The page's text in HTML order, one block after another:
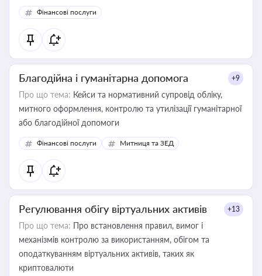
Фінансові послуги
Благодійна і гуманітарна допомога +9
Про що тема: Кейси та нормативний супровід обліку,
митного оформлення, контролю та утилізації гуманітарної
або благодійної допомоги
Фінансові послуги Митниця та ЗЕД
Регулювання обігу віртуальних активів +13
Про що тема: Про встановлення правил, вимог і
механізмів контролю за використанням, обігом та
оподаткуванням віртуальних активів, таких як
криптовалюти